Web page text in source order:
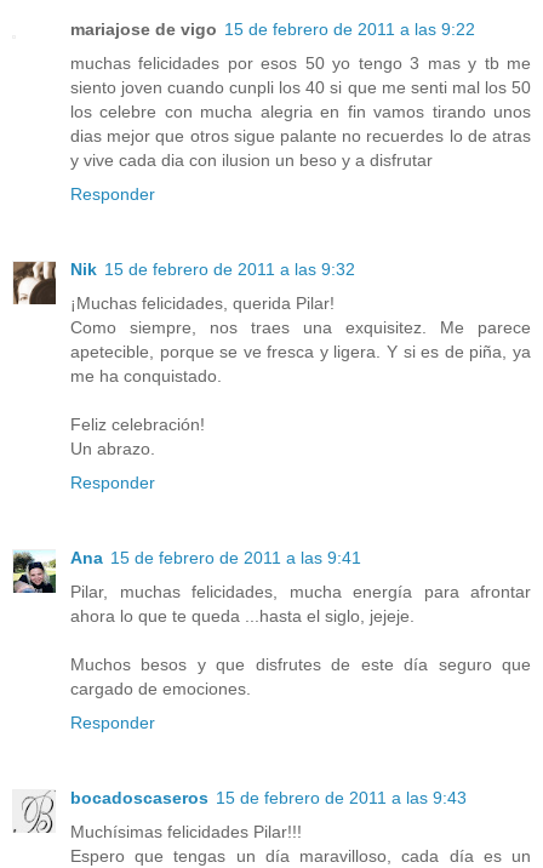
mariajose de vigo 15 de febrero de 2011 a las 9:22
muchas felicidades por esos 50 yo tengo 3 mas y tb me
siento joven cuando cunpli los 40 si que me senti mal los 50
los celebre con mucha alegria en fin vamos tirando unos
dias mejor que otros sigue palante no recuerdes lo de atras
y vive cada dia con ilusion un beso y a disfrutar
Responder
Nik 15 de febrero de 2011 a las 9:32
¡Muchas felicidades, querida Pilar!
Como siempre, nos traes una exquisitez. Me parece
apetecible, porque se ve fresca y ligera. Y si es de piña, ya
me ha conquistado.
Feliz celebración!
Un abrazo.
Responder
Ana 15 de febrero de 2011 a las 9:41
Pilar, muchas felicidades, mucha energía para afrontar
ahora lo que te queda ...hasta el siglo, jejeje.
Muchos besos y que disfrutes de este día seguro que
cargado de emociones.
Responder
bocadoscaseros 15 de febrero de 2011 a las 9:43
Muchísimas felicidades Pilar!!!
Espero que tengas un día maravilloso, cada día es un